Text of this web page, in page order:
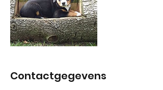
Contactgegevens